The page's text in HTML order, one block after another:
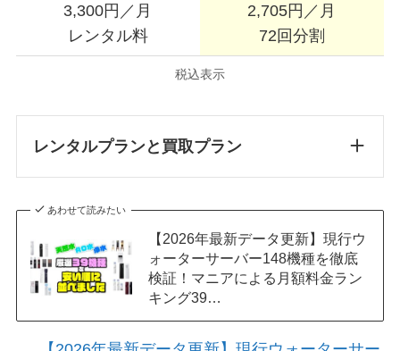
3,300円／月
レンタル料
2,705円／月
72回分割
税込表示
レンタルプランと買取プラン
あわせて読みたい
【2026年最新データ更新】現行ウ
ォーターサーバー148機種を徹底
検証！マニアによる月額料金ラン
キング39…